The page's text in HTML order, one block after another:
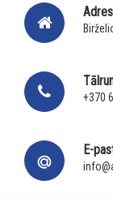
+370
E-